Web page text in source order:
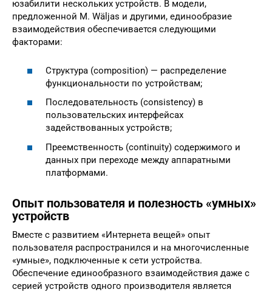
юзабилити нескольких устройств. В модели,
предложенной M. Wäljas и другими, единообразие
взаимодействия обеспечивается следующими
факторами:
Структура (composition) — распределение
функциональности по устройствам;
Последовательность (consistency) в
пользовательских интерфейсах
задействованных устройств;
Преемственность (continuity) содержимого и
данных при переходе между аппаратными
платформами.
Опыт пользователя и полезность «умных»
устройств
Вместе с развитием «Интернета вещей» опыт
пользователя распространился и на многочисленные
«умные», подключенные к сети устройства.
Обеспечение единообразного взаимодействия даже с
серией устройств одного производителя является